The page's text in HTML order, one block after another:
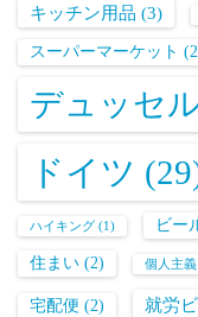
キッチン用品 (3)
スーパーマーケット
デュッセ
ドイツ
ハイキング (1) ビー
住まい (2) 個人主義
宅配便 (2) 就労